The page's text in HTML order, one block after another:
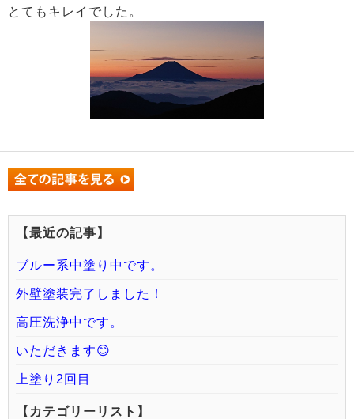
とてもキレイでした。
【最近の記事】
ブルー系中塗り中です。
外壁塗装完了しました！
高圧洗浄中です。
いただきます😊
上塗り2回目
【カテゴリーリスト】